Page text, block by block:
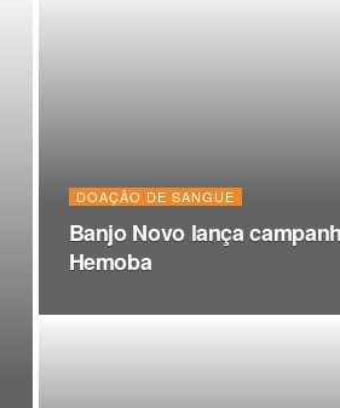
DOAÇÃO DE SANGUE
Banjo Novo lança
Hemoba